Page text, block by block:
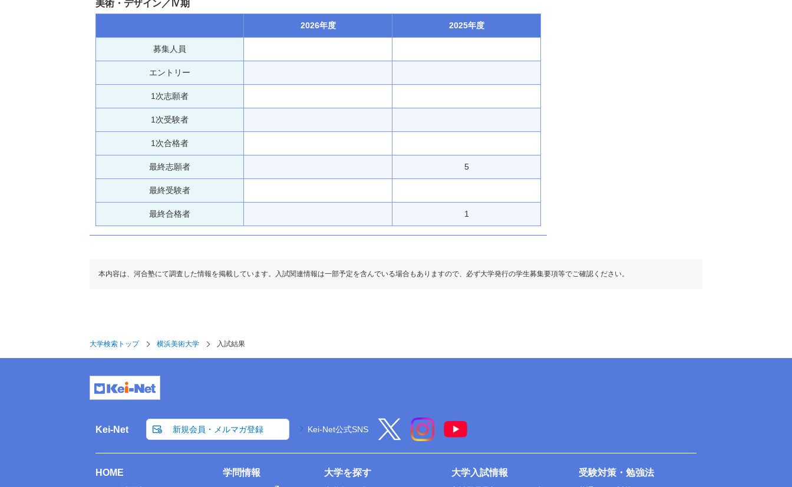
美術・デザイン／Ⅳ期
2026年度 2025年度
募集人員
エントリー
1次志願者
1次受験者
1次合格者
最終志願者 5
最終受験者
最終合格者 1
本内容は、河合塾にて調査した情報を掲載しています。入試関連情報は一部予定を含んでいる場合もありますので、必ず大学発行の学生募集要項等でご確認ください。
大学検索トップ 横浜美術大学 入試結果
Kei-Net 新規会員・メルマガ登録 Kei-Net公式SNS
HOME 学問情報 大学を探す 大学入試情報 受験対策・勉強法